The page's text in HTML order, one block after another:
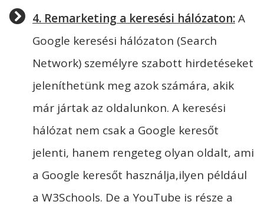
4. Remarketing a keresési hálózaton:A
Google keresési hálózaton (Search
Network) személyre szabott hirdetéseket
jeleníthetünk meg azok számára, akik
már jártak az oldalunkon. A keresési
hálózat nem csak a Google keresőt
jelenti, hanem rengeteg olyan oldalt, ami
a Google keresőt használja,ilyen például
a W3Schools. De a YouTube is része a